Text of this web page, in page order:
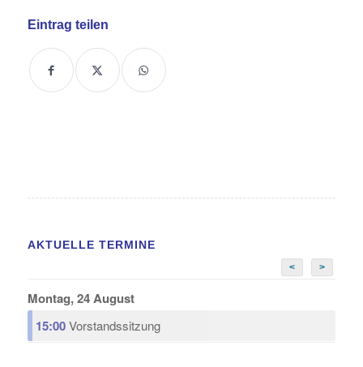
Eintrag teilen
AKTUELLE TERMINE
< >
Montag, 24 August
15:00Vorstandssitzung